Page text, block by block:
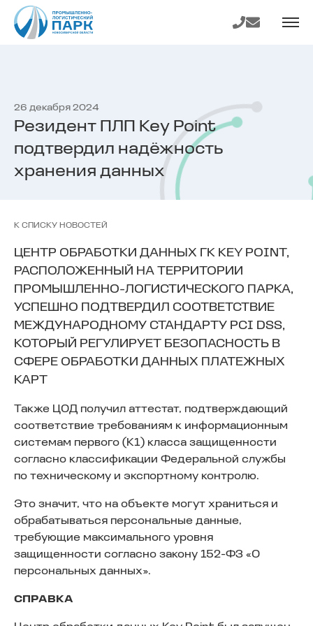
На главную
страницу
Телефон
E-mail
26 декабря 2024
Резидент ПЛП Key Point
подтвердил надёжность
хранения данных
ЦЕНТР ОБРАБОТКИ ДАННЫХ ГК KEY POINT,
РАСПОЛОЖЕННЫЙ НА ТЕРРИТОРИИ
ПРОМЫШЛЕННО-ЛОГИСТИЧЕСКОГО ПАРКА,
УСПЕШНО ПОДТВЕРДИЛ СООТВЕТСТВИЕ
МЕЖДУНАРОДНОМУ СТАНДАРТУ PCI DSS,
КОТОРЫЙ РЕГУЛИРУЕТ БЕЗОПАСНОСТЬ В
СФЕРЕ ОБРАБОТКИ ДАННЫХ ПЛАТЕЖНЫХ
КАРТ
Также ЦОД получил аттестат, подтверждающий
соответствие требованиям к информационным
системам первого (К1) класса защищенности
согласно классификации Федеральной службы
по техническому и экспортному контролю.
Это значит, что на объекте могут храниться и
обрабатываться персональные данные,
требующие максимального уровня
защищенности согласно закону 152-ФЗ «О
персональных данных».
СПРАВКА
К СПИСКУ НОВОСТЕЙ